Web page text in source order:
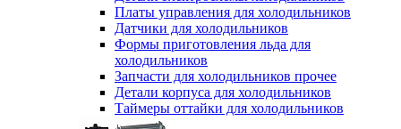
Платы управления для холодильников
Датчики для холодильников
Формы приготовления льда для
холодильников
Запчасти для холодильников прочее
Детали корпуса для холодильников
Таймеры оттайки для холодильников